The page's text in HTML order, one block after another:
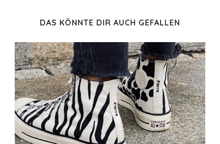
DAS KÖNNTE DIR AUCH GEFALLEN